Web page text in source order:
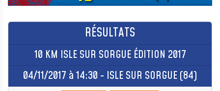
RÉSULTATS
10 KM ISLE SUR SORGUE ÉDITION 2017
04/11/2017 à 14:30 - ISLE SUR SORGUE (84)